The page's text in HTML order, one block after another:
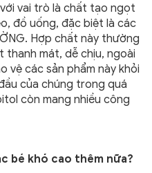
vai trò là chất tạo ngọt
đồ uống, đặc biệt là các
Hợp chất này thường
thanh mát, dễ chịu, ngoài
vệ các sản phẩm này khỏi
của chúng trong quá
còn mang nhiều công
bé khó cao thêm nữa?